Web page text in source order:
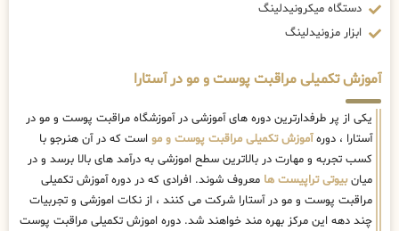
دستگاه میکرونیدلینگ
ابزار مزونیدلینگ
آموزش تکمیلی مراقبت پوست و مو در آستارا
یکی از پر طرفدارترین دوره های آموزشی در آموزشگاه مراقبت پوست و مو در
آستارا ، دورهآموزش تکمیلی مراقبت پوست و مو است که در آن هنرجو با
کسب تجربه و مهارت در بالاترین سطح اموزشی به درآمد های بالا برسد و در
میانبیوتی تراپیست ها معروف شوند. افرادی که در دوره آموزش تکمیلی
مراقبت پوست و مو در آستارا شرکت می کنند ، از نکات اموزشی و تجربیات
چند دهه این مرکز بهره مند خواهند شد. دوره اموزش تکمیلی مراقبت پوست